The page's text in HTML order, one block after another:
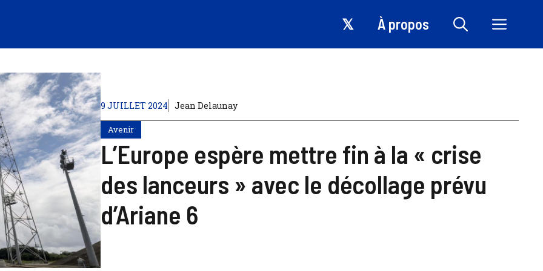
𝕏 À propos
9 JUILLET 2024 Jean Delaunay
Avenir
L’Europe espère mettre fin à la « crise
des lanceurs » avec le décollage prévu
d’Ariane 6